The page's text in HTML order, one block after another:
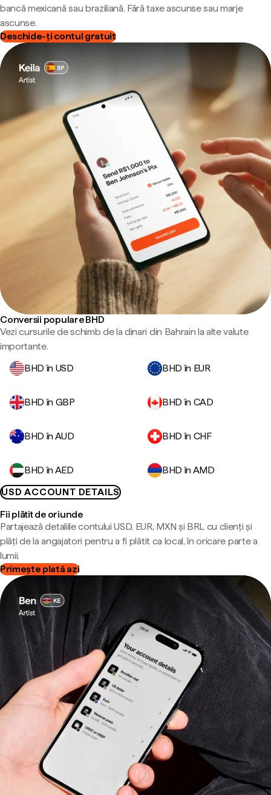
bancă mexicană sau braziliană. Fără taxe ascunse sau marje
ascunse.
Deschide-ți contul gratuit
Conversii populare BHD
Vezi cursurile de schimb de la dinari din Bahrain la alte valute
importante.
BHD în USD
BHD în EUR
BHD în GBP BHD în CAD
BHD în AUD BHD în CHF
BHD în AED
BHD în AMD
USD ACCOUNT DETAILS
Fii plătit de oriunde
Partajează detaliile contului USD, EUR, MXN și BRL cu clienți și
plăți de la angajatori pentru a fi plătit ca local, în oricare parte a
lumii.
Primește plată azi